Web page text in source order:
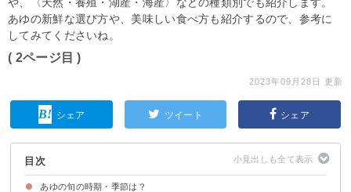
あゆの新鮮な選び方や、美味しい食べ方も紹介するので、参考に
してみてくださいね。
( 2ページ目 )
2023年09月28日 更新
シェア ツイート シェア
目次
あゆの旬の時期・季節は？